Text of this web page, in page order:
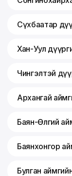
Сүхбаатар
Хан-Уул
Чингэлтэй
Архангай
Баян-Өлгий
Баянхонгор
Булган